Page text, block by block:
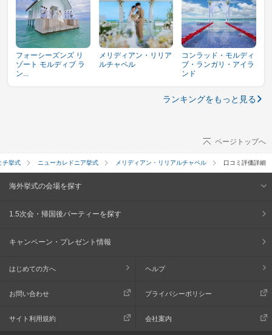
フォーシーズンズ リ
ゾート モルディブ ラ
ン...
メリディアン・リリア
ルチャペル
コンラッド・モルディ
ブ・ランガリ・アイラ
ンド
ランキングをもっと見る
ページトップへ
チ挙式 ニューカレドニア挙式 メリディアン・リリアルチャペル 口コミ評価詳細
海外挙式の会場を探す
1.5次会・帰国後パーティーを探す
キャンペーン・プレゼント情報
はじめての方へ ヘルプ
お問い合わせ プライバシーポリシー
サイト利用規約 会社案内